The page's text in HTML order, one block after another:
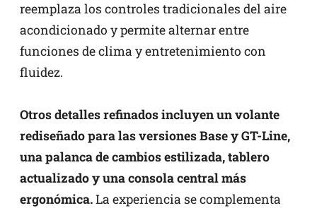
reemplaza los controles tradicionales del aire
acondicionado y permite alternar entre
funciones de clima y entretenimiento con
fluidez.
Otros detalles refinados incluyen un volante
rediseñado para las versiones Base y GT-Line,
una palanca de cambios estilizada, tablero
actualizado y una consola central más
ergonómica.La experiencia se complementa